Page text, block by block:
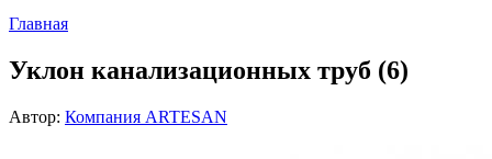
Главная
Уклон канализационных труб (6)
Автор: Компания ARTESAN